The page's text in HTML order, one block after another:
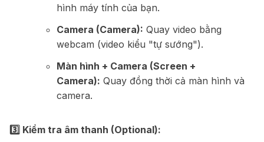
hình máy tính của bạn.
Camera (Camera): Quay video bằng
webcam (video kiểu "tự sướng").
Màn hình + Camera (Screen +
Camera): Quay đồng thời cả màn hình và
camera.
3️⃣ Kiểm tra âm thanh (Optional):